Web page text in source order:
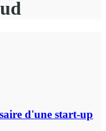
d'une start-up